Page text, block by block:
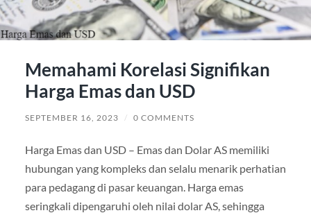
Memahami Korelasi Signifikan
Harga Emas dan USD
SEPTEMBER 16, 2023 / 0 COMMENTS
Harga Emas dan USD – Emas dan Dolar AS memiliki
hubungan yang kompleks dan selalu menarik perhatian
para pedagang di pasar keuangan. Harga emas
seringkali dipengaruhi oleh nilai dolar AS, sehingga